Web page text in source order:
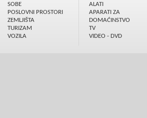
SOBE
POSLOVNI PROSTORI
ZEMLJIŠTA
TURIZAM
VOZILA
ALATI
APARATI ZA
DOMAĆINSTVO
TV
VIDEO - DVD